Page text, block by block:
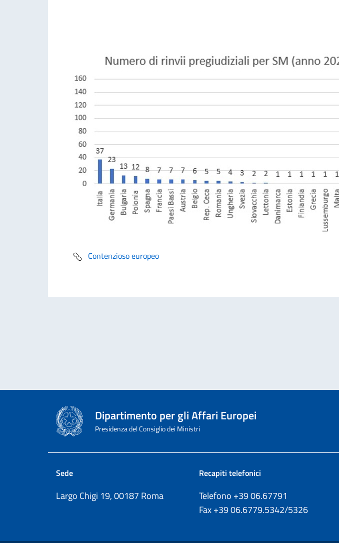
Contenzioso europeo
Dipartimento per gli Affari Europei
Presidenza del Consiglio dei Ministri
Sede
Largo Chigi 19, 00187 Roma
Recapiti telefonici
Telefono +3906.67791
Fax+3906.6779.5342/5326